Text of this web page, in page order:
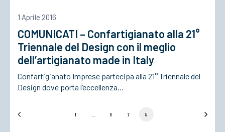
1 Aprile 2016
COMUNICATI – Confartigianato alla 21°
Triennale del Design con il meglio
dell’artigianato made in Italy
Confartigianato Imprese partecipa alla 21° Triennale del
Design dove porta l’eccellenza…
1 6 7 8